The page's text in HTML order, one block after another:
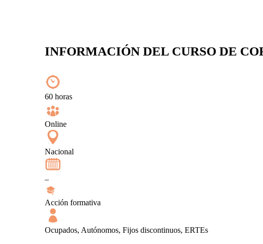
INFORMACIÓN DEL CURSO DE
60 horas
Online
Nacional
–
Acción formativa
Ocupados, Autónomos, Fijos discontinuos, ERTEs